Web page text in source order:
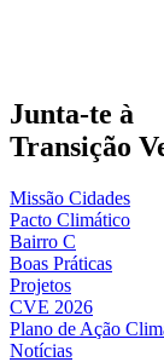
Junta-te à
Transição
Missão Cidades
Pacto Climático
Bairro C
Boas Práticas
Projetos
CVE 2026
Plano de Ação
Notícias